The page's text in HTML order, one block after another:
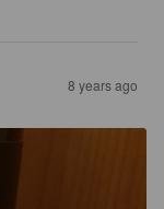
8 years ago